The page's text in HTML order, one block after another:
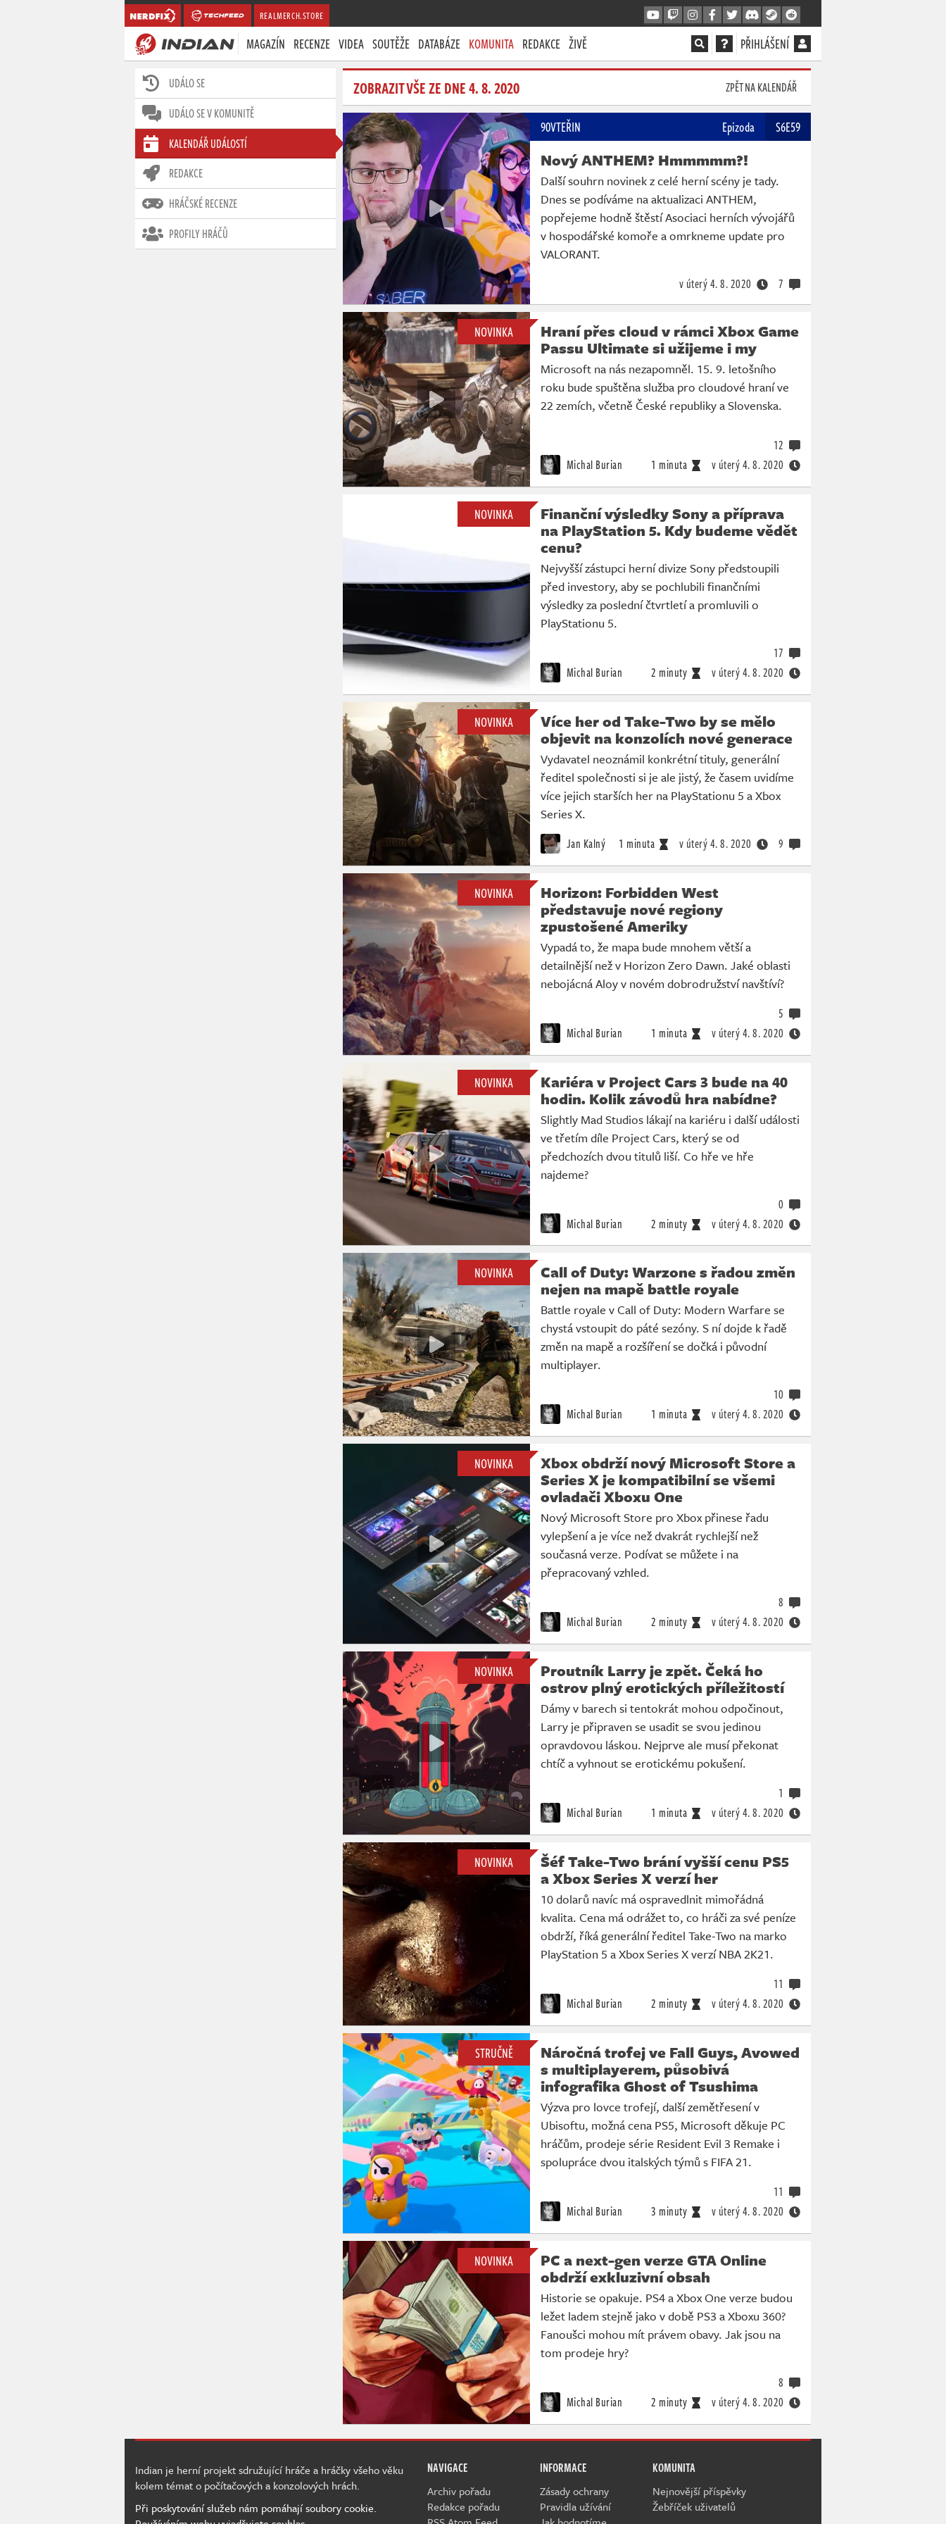
REALMERCH.STORE
MAGAZÍN RECENZE VIDEA SOUTĚŽE DATABÁZE KOMUNITA REDAKCE ŽIVĚ PŘIHLÁŠENÍ
UDÁLO SE
UDÁLO SE V KOMUNITĚ
KALENDÁŘ UDÁLOSTÍ
REDAKCE
HRÁČSKÉ RECENZE
PROFILY HRÁČŮ
ZOBRAZIT VŠE ZE DNE 4. 8. 2020 ZPĚT NA KALENDÁŘ
90VTEŘIN Epizoda S6E59
Nový ANTHEM? Hmmmmm?!
Další souhrn novinek z celé herní scény je tady.
Dnes se podíváme na aktualizaci ANTHEM,
popřejeme hodně štěstí Asociaci herních vývojářů
v hospodářské komoře a omrkneme update pro
VALORANT.
v úterý4. 8. 2020 7
NOVINKA
Hraní přes cloud v rámci Xbox Game
Passu Ultimate si užijeme i my
Microsoft na nás nezapomněl. 15. 9. letošního
roku bude spuštěna služba pro cloudové hraní ve
22 zemích, včetně České republiky a Slovenska.
Michal Burian 1 minuta v úterý4. 8. 2020
12
NOVINKA
Finanční výsledky Sony a příprava
na PlayStation 5. Kdy budeme vědět
cenu?
Nejvyšší zástupci herní divize Sony předstoupili
před investory, aby se pochlubili finančními
výsledky za poslední čtvrtletí a promluvili o
PlayStationu 5.
Michal Burian 2 minuty v úterý4. 8. 2020
17
NOVINKA
Více her od Take-Two by se mělo
objevit na konzolích nové generace
Vydavatel neoznámil konkrétní tituly, generální
ředitel společnosti si je ale jistý, že časem uvidíme
více jejich starších her na PlayStationu 5 a Xbox
Series X.
Jan Kalný 1 minuta v úterý4. 8. 2020 9
NOVINKA
Horizon: Forbidden West
představuje nové regiony
zpustošené Ameriky
Vypadá to, že mapa bude mnohem větší a
detailnější než v Horizon Zero Dawn. Jaké oblasti
nebojácná Aloy v novém dobrodružství navštíví?
Michal Burian 1 minuta v úterý4. 8. 2020
5
NOVINKA
Kariéra v Project Cars 3 bude na 40
hodin. Kolik závodů hra nabídne?
Slightly Mad Studios lákají na kariéru i další události
ve třetím díle Project Cars, který se od
předchozích dvou titulů liší. Co hře ve hře
najdeme?
Michal Burian 2 minuty v úterý4. 8. 2020
0
NOVINKA
Call of Duty: Warzone s řadou změn
nejen na mapě battle royale
Battle royale v Call of Duty: Modern Warfare se
chystá vstoupit do páté sezóny. S ní dojde k řadě
změn na mapě a rozšíření se dočká i původní
multiplayer.
Michal Burian 1 minuta v úterý4. 8. 2020
10
NOVINKA
Xbox obdrží nový Microsoft Store a
Series X je kompatibilní se všemi
ovladači Xboxu One
Nový Microsoft Store pro Xbox přinese řadu
vylepšení a je více než dvakrát rychlejší než
současná verze. Podívat se můžete i na
přepracovaný vzhled.
Michal Burian 2 minuty v úterý4. 8. 2020
8
NOVINKA
Proutník Larry je zpět. Čeká ho
ostrov plný erotických příležitostí
Dámy v barech si tentokrát mohou odpočinout,
Larry je připraven se usadit se svou jedinou
opravdovou láskou. Nejprve ale musí překonat
chtíč a vyhnout se erotickému pokušení.
Michal Burian 1 minuta v úterý4. 8. 2020
1
NOVINKA
Šéf Take-Two brání vyšší cenu PS5
a Xbox Series X verzí her
10 dolarů navíc má ospravedlnit mimořádná
kvalita. Cena má odrážet to, co hráči za své peníze
obdrží, říká generální ředitel Take-Two na marko
PlayStation 5 a Xbox Series X verzí NBA 2K21.
Michal Burian 2 minuty v úterý4. 8. 2020
11
STRUČNĚ
Náročná trofej ve Fall Guys, Avowed
s multiplayerem, působivá
infografika Ghost of Tsushima
Výzva pro lovce trofejí, další zemětřesení v
Ubisoftu, možná cena PS5, Microsoft děkuje PC
hráčům, prodeje série Resident Evil 3 Remake i
spolupráce dvou italských týmů s FIFA 21.
Michal Burian 3 minuty v úterý4. 8. 2020
11
NOVINKA
PC a next-gen verze GTA Online
obdrží exkluzivní obsah
Historie se opakuje. PS4 a Xbox One verze budou
ležet ladem stejně jako v době PS3 a Xboxu 360?
Fanoušci mohou mít právem obavy. Jak jsou na
tom prodeje hry?
Michal Burian 2 minuty v úterý4. 8. 2020
8
NAVIGACE
Archiv pořadu
Redakce pořadu
INFORMACE
Zásady ochrany
Pravidla užívání
KOMUNITA
Nejnovější příspěvky
Žebříček uživatelů
Indian je herní projekt sdružující hráče a hráčky všeho věku
kolem témat o počítačových a konzolových hrách.
Při poskytování služeb nám pomáhají soubory cookie.